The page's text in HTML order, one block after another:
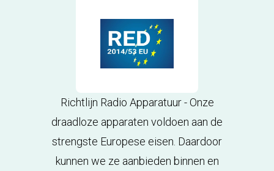
Richtlijn Radio Apparatuur - Onze
draadloze apparaten voldoen aan de
strengste Europese eisen. Daardoor
kunnen we ze aanbieden binnen en